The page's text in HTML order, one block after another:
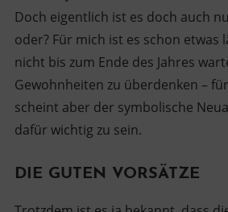
Doch eigentlich ist es doch auch
oder? Für mich ist es schon etwas
nicht bis zum Ende des Jahres
Gewohnheiten zu überdenken –
scheint aber der symbolische
dafür wichtig zu sein.
DIE GUTEN VORSÄTZE